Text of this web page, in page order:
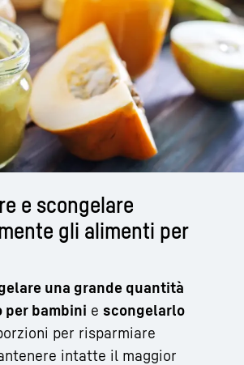
e scongelare
gli alimenti per
una grande quantità
per bambini e scongelarlo
per risparmiare
intatte il maggior